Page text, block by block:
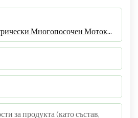
4.0-5.0 Тона Електрически Многопосочен Мотокар